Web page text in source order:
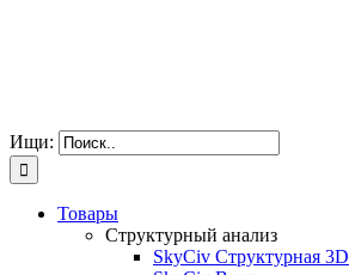
Ищи:
Товары
Структурный анализ
SkyCiv Структурная 3D